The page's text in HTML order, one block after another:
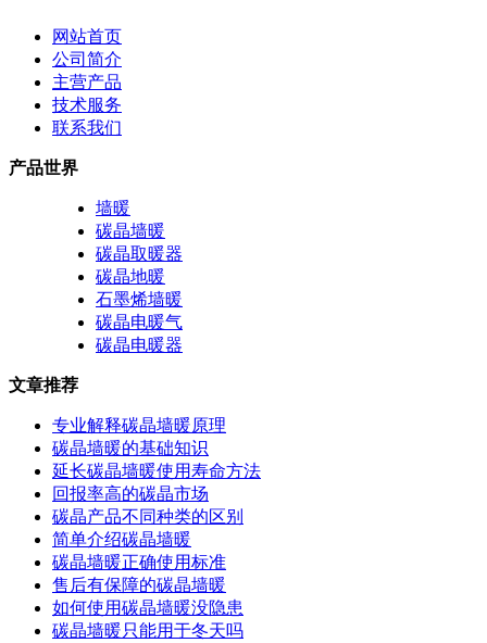
网站首页
公司简介
主营产品
技术服务
联系我们
产品世界
墙暖
碳晶墙暖
碳晶取暖器
碳晶地暖
石墨烯墙暖
碳晶电暖气
碳晶电暖器
文章推荐
专业解释碳晶墙暖原理
碳晶墙暖的基础知识
延长碳晶墙暖使用寿命方法
回报率高的碳晶市场
碳晶产品不同种类的区别
简单介绍碳晶墙暖
碳晶墙暖正确使用标准
售后有保障的碳晶墙暖
如何使用碳晶墙暖没隐患
碳晶墙暖只能用于冬天吗